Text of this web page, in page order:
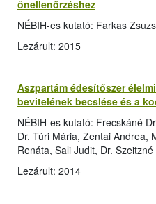
önellenőrzéshez
NÉBIH-es kutató: Farkas
Lezárult: 2015
Aszpartám édesítőszer
bevitelének becslése és a
NÉBIH-es kutató: Frecskáné
Dr. Túri Mária, Zentai Andrea,
Renáta, Sali Judit, Dr.
Lezárult: 2014